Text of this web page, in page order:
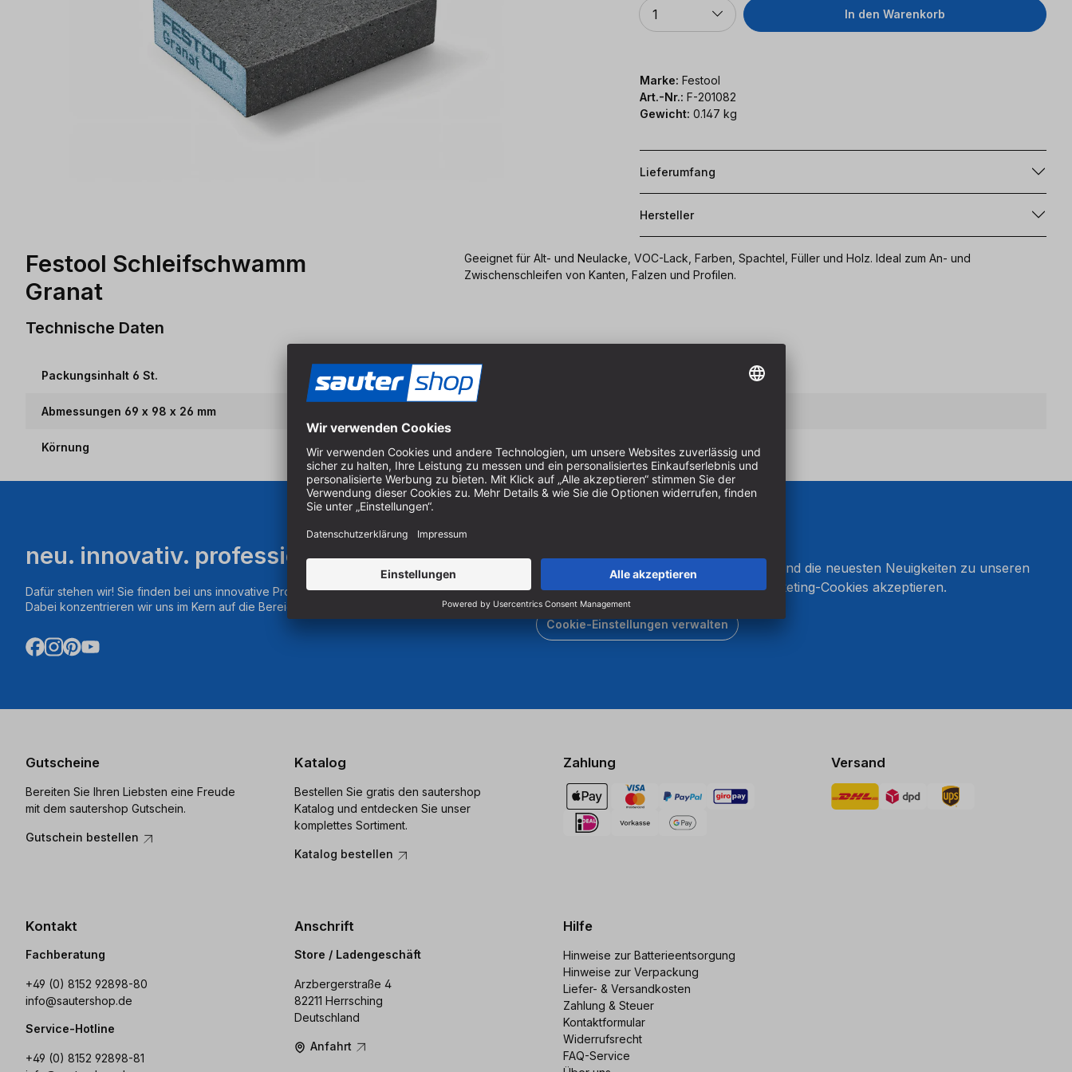
1 In den Warenkorb
Marke: Festool
Art.-Nr.: F-201082
Gewicht: 0.147 kg
Lieferumfang
Hersteller
Festool Schleifschwamm
Granat
Geeignet für Alt- und Neulacke, VOC-Lack, Farben, Spachtel, Füller und Holz. Ideal zum An- und
Zwischenschleifen von Kanten, Falzen und Profilen.
Technische Daten
Packungsinhalt 6 St.
Abmessungen 69 x 98 x 26 mm
Körnung 120
neu. innovativ. professionell.
Dafür stehen wir! Sie finden bei uns innovative Produkte aus der Holzbearbeitung.
Dabei konzentrieren wir uns im Kern auf die Bereiche Fräsen, Sägen und Bohren.
Um unseren Newsletter zu abonnieren und die neuesten Neuigkeiten zu unseren
Produkten zu erhalten, müssen Sie Marketing-Cookies akzeptieren.
Cookie-Einstellungen verwalten
Gutscheine
Bereiten Sie Ihren Liebsten eine Freude
mit dem sautershop Gutschein.
Gutschein bestellen
Katalog
Bestellen Sie gratis den sautershop
Katalog und entdecken Sie unser
komplettes Sortiment.
Katalog bestellen
Zahlung Versand
Kontakt
Fachberatung
+49 (0) 8152 92898-80
info@sautershop.de
Service-Hotline
+49 (0) 8152 92898-81
Anschrift
Store / Ladengeschäft
Arzbergerstraße 4
82211 Herrsching
Deutschland
Anfahrt
Hilfe
Hinweise zur Batterieentsorgung
Hinweise zur Verpackung
Liefer- & Versandkosten
Zahlung & Steuer
Kontaktformular
Widerrufsrecht
FAQ-Service